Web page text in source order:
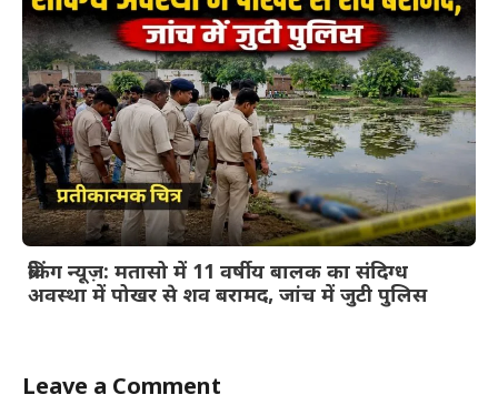
ब्रेकिंग न्यूज़: मतासो में 11 वर्षीय बालक का संदिग्ध
अवस्था में पोखर से शव बरामद, जांच में जुटी पुलिस
Leave a Comment